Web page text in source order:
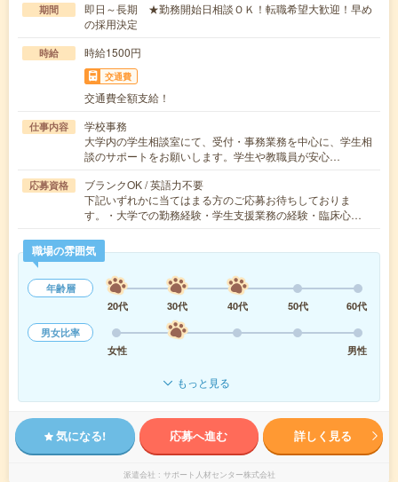
期間
即日～長期 ★勤務開始日相談ＯＫ！転職希望大歓迎！早め
の採用決定
時給 時給1500円
交通費
交通費全額支給！
仕事内容
学校事務
大学内の学生相談室にて、受付・事務業務を中心に、学生相
談のサポートをお願いします。学生や教職員が安心…
応募資格
ブランクOK / 英語力不要
下記いずれかに当てはまる方のご応募お待ちしておりま
す。・大学での勤務経験・学生支援業務の経験・臨床心…
職場の雰囲気
年齢層
20代
30代 40代 50代
60代
男女比率
女性
男性
もっと見る
気になる! 応募へ進む 詳しく見る
派遣会社 サポート人材センター株式会社